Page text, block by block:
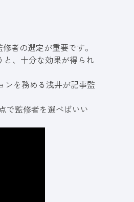
者の選定が重要です。
と、十分な効果が得られ
ンを務める浅井が記事監
で監修者を選べばいい